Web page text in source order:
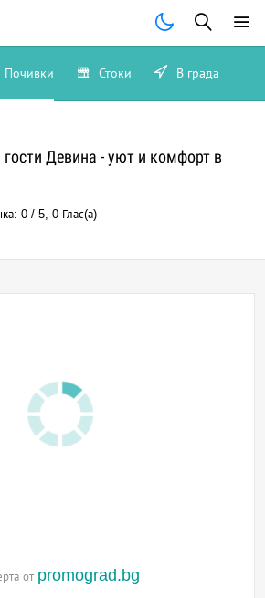
Почивки Стоки В града
Девина - уют и комфорт в
0 /5,0 Глас(а)
от promograd.bg